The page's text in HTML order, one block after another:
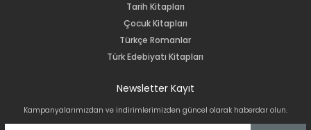
Tarih Kitapları
Çocuk Kitapları
Türkçe Romanlar
Türk Edebiyatı Kitapları
Newsletter Kayıt
Kampanyalarımızdan ve indirimlerimizden güncel olarak haberdar olun.